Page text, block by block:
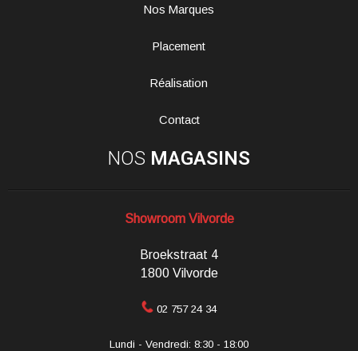
Nos Marques
Placement
Réalisation
Contact
NOS MAGASINS
Showroom Vilvorde
Broekstraat 4
1800 Vilvorde
02 757 24 34
Lundi - Vendredi: 8:30 - 18:00